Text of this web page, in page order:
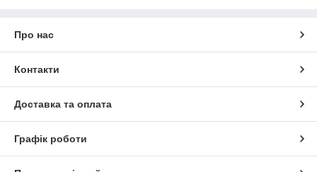
Про нас
Контакти
Доставка та оплата
Графік роботи